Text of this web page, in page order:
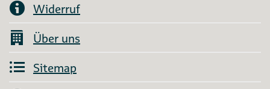
Widerruf
Über uns
Sitemap